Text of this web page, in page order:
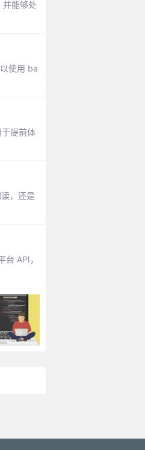
能够处
使用 ba
提前体
，还是
API，